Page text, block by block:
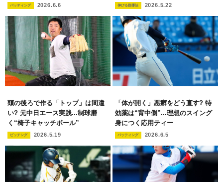
バッティング 2026.6.6 伸びる指導法 2026.5.22
頭の後ろで作る「トップ」は間違
い? 元中日エース実践...制球磨
く“椅子キャッチボール”
ピッチング 2026.5.19
「体が開く」悪癖をどう直す? 特
効薬は“背中側”...理想のスイング
身につく応用ティー
バッティング 2026.6.5